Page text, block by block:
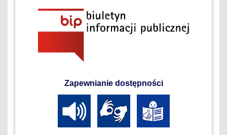
Zapewnianie dostępności